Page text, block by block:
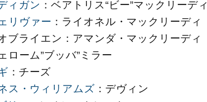
ィガン ：ベアトリス“ビー”マックリーディ
リヴァー ：ライオネル・マックリーディ
ブライエン：アマンダ・マックリーディ
ローム”ブッバ”ミラー
：チーズ
ス・ウィリアムズ ：デヴィン